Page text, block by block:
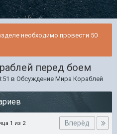
необходимо провести 50
перед боем
в Обсуждение Мира Кораблей
Вперёд
1 из 2